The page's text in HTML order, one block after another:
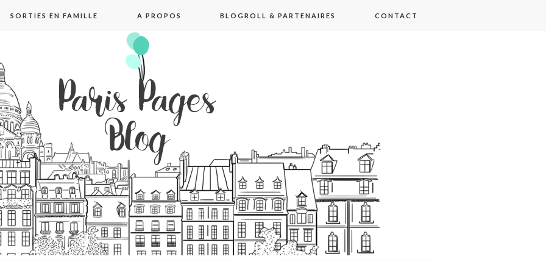
SORTIES EN FAMILLE A PROPOS BLOGROLL & PARTENAIRES CONTACT
blog